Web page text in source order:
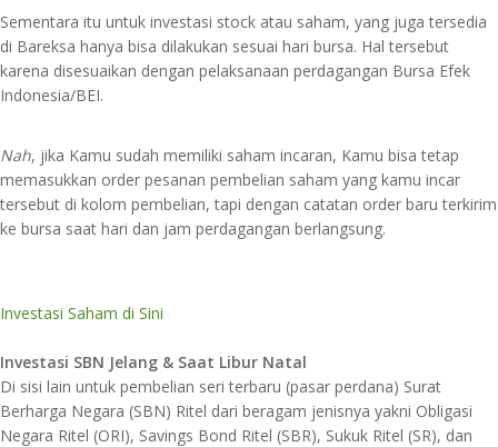
Sementara itu untuk investasi stock atau saham, yang juga tersedia
di Bareksa hanya bisa dilakukan sesuai hari bursa. Hal tersebut
karena disesuaikan dengan pelaksanaan perdagangan Bursa Efek
Indonesia/BEI.
Nah, jika Kamu sudah memiliki saham incaran, Kamu bisa tetap
memasukkan order pesanan pembelian saham yang kamu incar
tersebut di kolom pembelian, tapi dengan catatan order baru terkirim
ke bursa saat hari dan jam perdagangan berlangsung.
Investasi Saham di Sini
Investasi SBN Jelang & Saat Libur Natal
Di sisi lain untuk pembelian seri terbaru (pasar perdana) Surat
Berharga Negara (SBN) Ritel dari beragam jenisnya yakni Obligasi
Negara Ritel (ORI), Savings Bond Ritel (SBR), Sukuk Ritel (SR), dan